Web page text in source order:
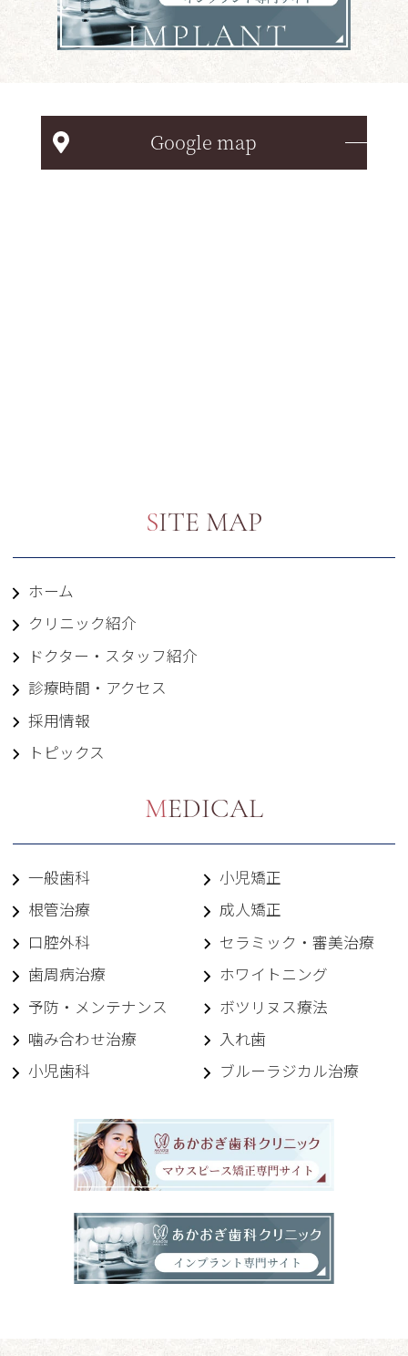
Google map
SITE MAP
ホーム
クリニック紹介
ドクター・スタッフ紹介
診療時間・アクセス
採用情報
トピックス
MEDICAL
一般歯科
根管治療
口腔外科
歯周病治療
予防・メンテナンス
噛み合わせ治療
小児歯科
小児矯正
成人矯正
セラミック・審美治療
ホワイトニング
ボツリヌス療法
入れ歯
ブルーラジカル治療